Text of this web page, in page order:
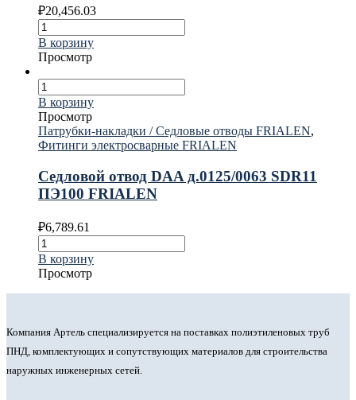
₽20,456.03
В корзину
Просмотр
В корзину
Просмотр
Патрубки-накладки / Седловые отводы FRIALEN,
Фитинги электросварные FRIALEN
Седловой отвод DAA д.0125/0063 SDR11
ПЭ100 FRIALEN
₽6,789.61
В корзину
Просмотр
Компания Артель специализируется на поставках полиэтиленовых труб
ПНД, комплектующих и сопутствующих материалов для строительства
наружных инженерных сетей.